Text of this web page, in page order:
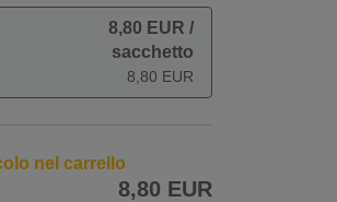
8,80 EUR /
sacchetto
8,80 EUR
nel carrello
8,80 EUR